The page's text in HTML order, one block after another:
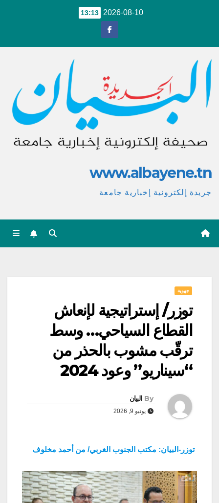
2026-08-10
13:13
www.albayene.tn
جريدة إلكترونية إخبارية جامعة
جهوية
توزر/ إستراتيجية لإنعاش
القطاع السياحي… وسط
ترقّب مشوب بالحذر من
“سيناريو” وعود 2024
By البيان
يونيو 9, 2026
توزر-البيان: مكتب الجنوب الغربي/ من أحمد مخلوف